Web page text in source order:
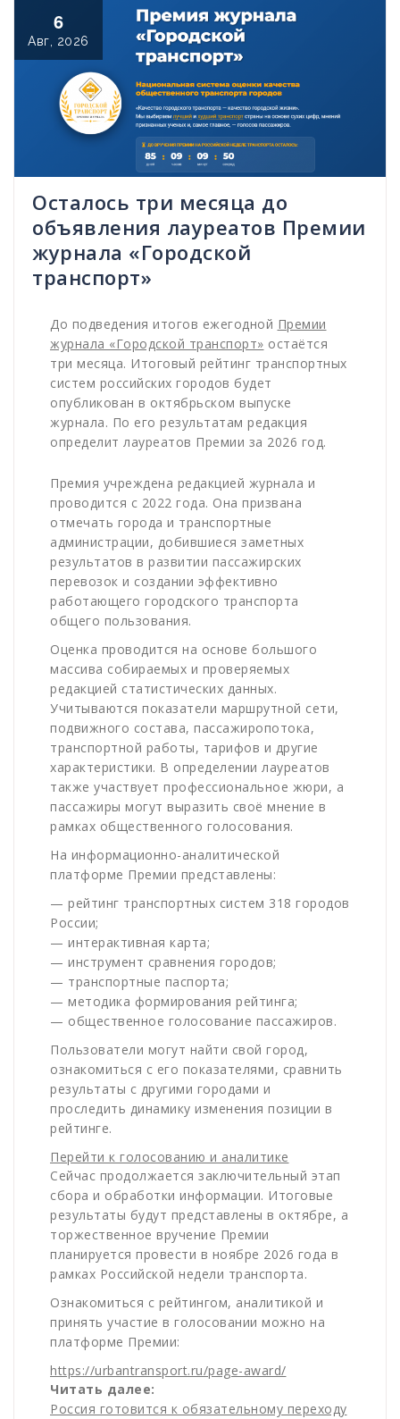
6
Авг, 2026
Осталось три месяца до
объявления лауреатов Премии
журнала «Городской
транспорт»
До подведения итогов ежегодной Премии
журнала «Городской транспорт» остаётся
три месяца. Итоговый рейтинг транспортных
систем российских городов будет
опубликован в октябрьском выпуске
журнала. По его результатам редакция
определит лауреатов Премии за 2026 год.
Премия учреждена редакцией журнала и
проводится с 2022 года. Она призвана
отмечать города и транспортные
администрации, добившиеся заметных
результатов в развитии пассажирских
перевозок и создании эффективно
работающего городского транспорта
общего пользования.
Оценка проводится на основе большого
массива собираемых и проверяемых
редакцией статистических данных.
Учитываются показатели маршрутной сети,
подвижного состава, пассажиропотока,
транспортной работы, тарифов и другие
характеристики. В определении лауреатов
также участвует профессиональное жюри, а
пассажиры могут выразить своё мнение в
рамках общественного голосования.
На информационно-аналитической
платформе Премии представлены:
— рейтинг транспортных систем 318 городов
России;
— интерактивная карта;
— инструмент сравнения городов;
— транспортные паспорта;
— методика формирования рейтинга;
— общественное голосование пассажиров.
Пользователи могут найти свой город,
ознакомиться с его показателями, сравнить
результаты с другими городами и
проследить динамику изменения позиции в
рейтинге.
Перейти к голосованию и аналитике
Сейчас продолжается заключительный этап
сбора и обработки информации. Итоговые
результаты будут представлены в октябре, а
торжественное вручение Премии
планируется провести в ноябре 2026 года в
рамках Российской недели транспорта.
Ознакомиться с рейтингом, аналитикой и
принять участие в голосовании можно на
платформе Премии:
https://urbantransport.ru/page-award/
Читать далее:
Россия готовится к обязательному переходу